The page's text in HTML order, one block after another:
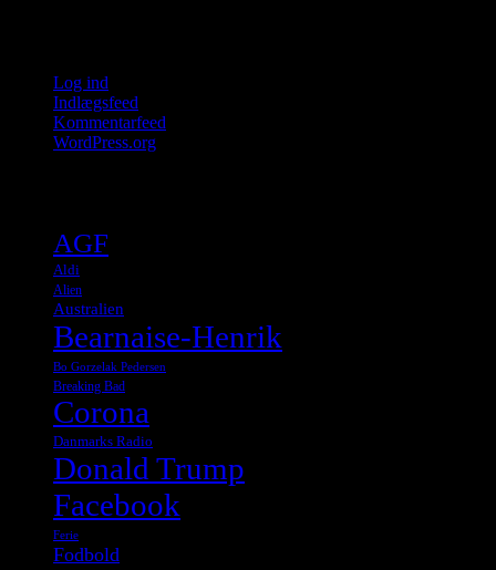
Log ind
Indlægsfeed
Kommentarfeed
WordPress.org
AGF
Aldi
Alien
Australien
Bearnaise-Henrik
Bo Gorzelak Pedersen
Breaking Bad
Corona
Danmarks Radio
Donald Trump
Facebook
Ferie
Fodbold